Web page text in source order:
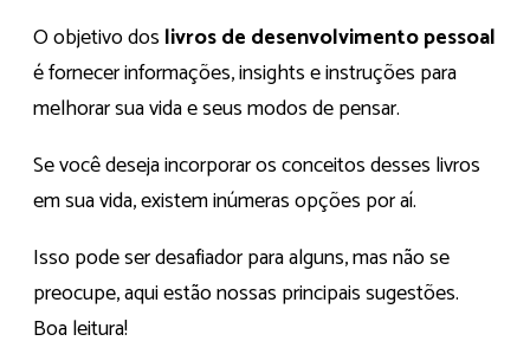
‍O objetivo dos livros de desenvolvimento pessoal
é fornecer informações, insights e instruções para
melhorar sua vida e seus modos de pensar.
Se você deseja incorporar os conceitos desses livros
em sua vida, existem inúmeras opções por aí.
Isso pode ser desafiador para alguns, mas não se
preocupe, aqui estão nossas principais sugestões.
Boa leitura!